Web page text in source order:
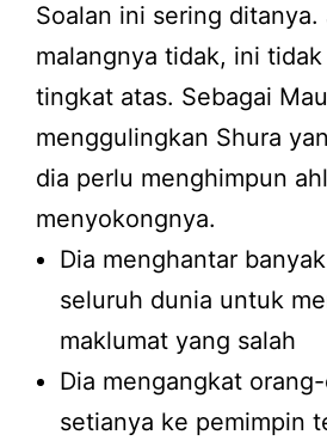
Soalan ini sering ditanya.
malangnya tidak, ini
tingkat atas. Sebagai
menggulingkan Shura
dia perlu menghimpun
menyokongnya.
Dia menghantar
seluruh dunia untuk
maklumat yang salah
Dia mengangkat
setianya ke pemimpin